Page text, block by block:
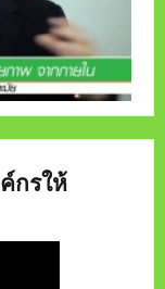
กรให้